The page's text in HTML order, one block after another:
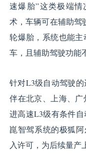
速爆胎”这类极端
术，车辆可在辅助驾
轮爆胎，系统也能
车，且辅助驾驶功能
针对L3级自动驾驶
伴在北京、上海、
进高速L3级有条件
崑智驾系统的极狐
入许可，为后续量产